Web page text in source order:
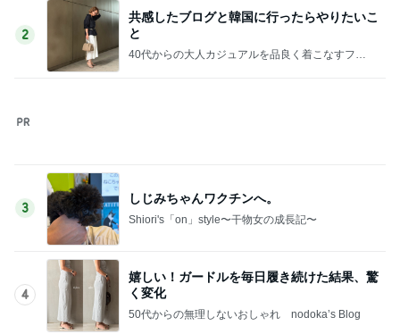
5
ワタクシ的ブランド取扱説明書・モード系ブ
ランド海外編
日々是ファッション。
次世代掃除機がやってきた！！
Amebaトピックス 4時間前
人を変えられると思い失敗した結婚
Amebaトピックス 2日前